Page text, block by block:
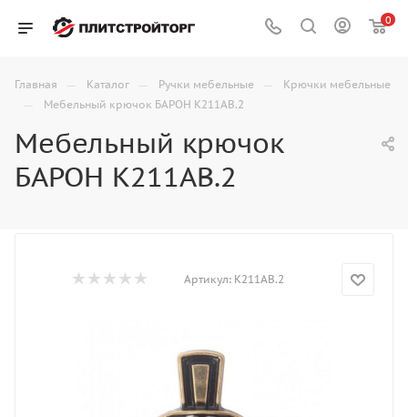
0
Главная — Каталог — Ручки мебельные — Крючки мебельные
— Мебельный крючок БАРОН K211AB.2
Мебельный крючок
БАРОН K211AB.2
Артикул: K211AB.2